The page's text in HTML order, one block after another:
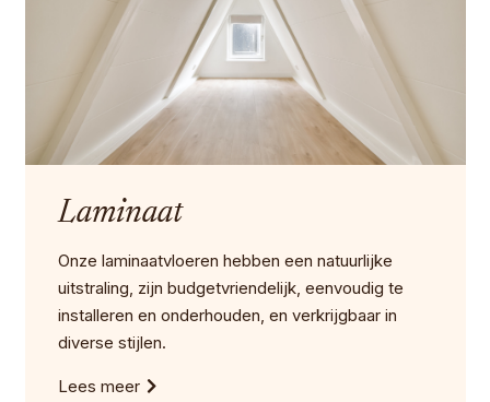
Laminaat
Onze laminaatvloeren hebben een natuurlijke
uitstraling, zijn budgetvriendelijk, eenvoudig te
installeren en onderhouden, en verkrijgbaar in
diverse stijlen.
Lees meer